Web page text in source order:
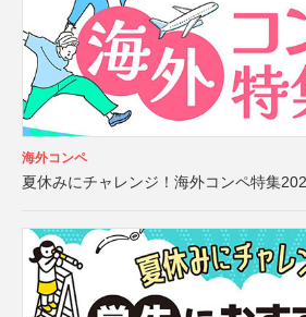
海外コンペ
夏休みにチャレンジ！海外コンペ特集